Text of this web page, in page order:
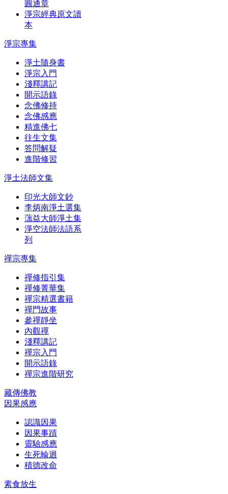
圓通章
淨宗經典原文讀
本
淨宗專集
淨土隨身書
淨宗入門
淺釋講記
開示語錄
念佛修持
念佛感應
精進佛七
往生文集
答問解疑
進階修習
淨土法師文集
印光大師文鈔
李炳南淨土選集
蕅益大師淨土集
淨空法師法語系
列
禪宗專集
禪修指引集
禪修菁華集
禪宗精選書籍
禪門故事
參禪靜坐
內觀禪
淺釋講記
禪宗入門
開示語錄
禪宗進階研究
藏傳佛教
因果感應
認識因果
因果事蹟
靈驗感應
生死輪迴
積德改命
素食放生